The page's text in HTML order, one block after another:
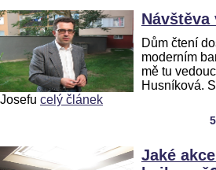
Dům čtení
moderním
mě tu
Husníková.
Josefu celý článek
Jaké